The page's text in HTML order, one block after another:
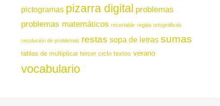
pictogramas pizarra digital problemas
problemas matemáticos recortable reglas ortográficas
resolución de problemas restas sopa de letras sumas
tablas de multiplicar tercer ciclo textos verano
vocabulario